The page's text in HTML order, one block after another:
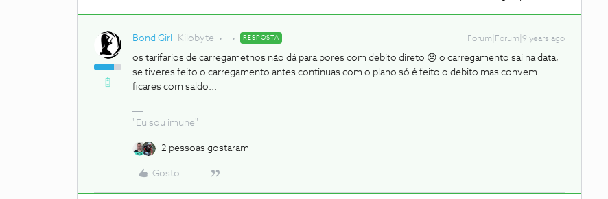
Bond Girl Kilobyte RESPOSTA Forum|Forum|9 years ago
os tarifarios de carregametnos não dá para pores com debito direto 😞 o carregamento sai na data,
se tiveres feito o carregamento antes continuas com o plano só é feito o debito mas convem
ficares com saldo...
"Eu sou imune"
2 pessoas gostaram
Gosto